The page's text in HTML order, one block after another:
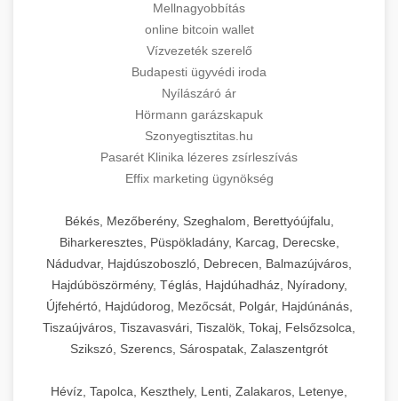
Mellnagyobbítás
online bitcoin wallet
Vízvezeték szerelő
Budapesti ügyvédi iroda
Nyílászáró ár
Hörmann garázskapuk
Szonyegtisztitas.hu
Pasarét Klinika lézeres zsírleszívás
Effix marketing ügynökség
Békés, Mezőberény, Szeghalom, Berettyóújfalu,
Biharkeresztes, Püspökladány, Karcag, Derecske,
Nádudvar, Hajdúszoboszló, Debrecen, Balmazújváros,
Hajdúböszörmény, Téglás, Hajdúhadház, Nyíradony,
Újfehértó, Hajdúdorog, Mezőcsát, Polgár, Hajdúnánás,
Tiszaújváros, Tiszavasvári, Tiszalök, Tokaj, Felsőzsolca,
Szikszó, Szerencs, Sárospatak, Zalaszentgrót
Hévíz, Tapolca, Keszthely, Lenti, Zalakaros, Letenye,